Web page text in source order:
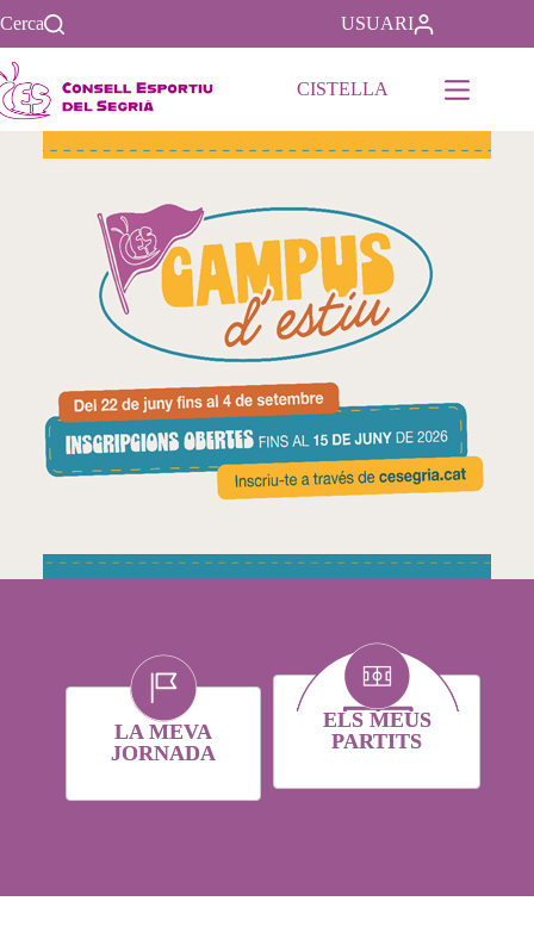
Cerca USUARI
CISTELLA
LA MEVA
JORNADA
ELS MEUS
PARTITS